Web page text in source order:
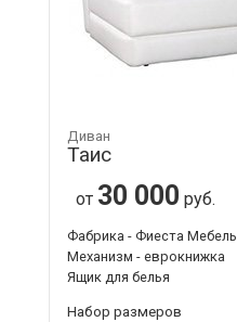
Диван
Таис
от 30 000 руб.
Фабрика - Фиеста Мебель
Механизм - еврокнижка
Ящик для белья
Набор размеров